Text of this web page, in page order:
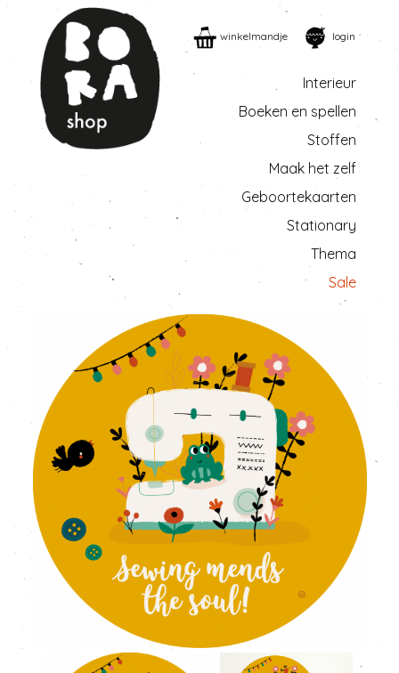
winkelmandje login
Interieur
Boeken en spellen
Stoffen
Maak het zelf
Geboortekaarten
Stationary
Thema
Sale